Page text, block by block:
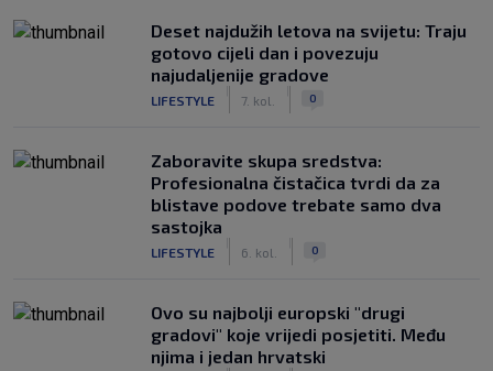
Deset najdužih letova na svijetu: Traju
gotovo cijeli dan i povezuju
najudaljenije gradove
LIFESTYLE 7. kol. 0
Zaboravite skupa sredstva:
Profesionalna čistačica tvrdi da za
blistave podove trebate samo dva
sastojka
LIFESTYLE 6. kol. 0
Ovo su najbolji europski "drugi
gradovi" koje vrijedi posjetiti. Među
njima i jedan hrvatski